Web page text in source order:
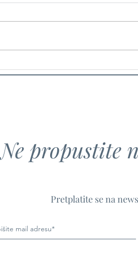
film The Milk of Life
Ne propustite
Pretplatite se na